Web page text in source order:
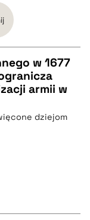
w 1677
armii w
dziejom